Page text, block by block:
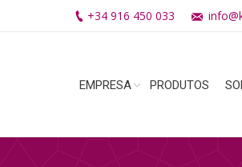
+34 916 450 033
EMPRESA PRODUTOS